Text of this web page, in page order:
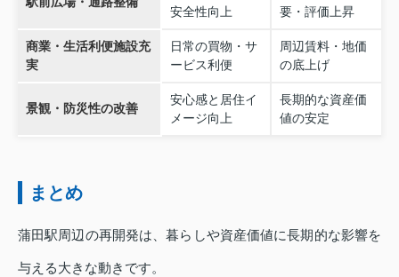
安全性向上
要・評価上昇
商業・生活利便施設充
実
日常の買物・サ
ービス利便
周辺賃料・地価
の底上げ
景観・防災性の改善
安心感と居住イ
メージ向上
長期的な資産価
値の安定
まとめ
蒲田駅周辺の再開発は、暮らしや資産価値に長期的な影響を
与える大きな動きです。